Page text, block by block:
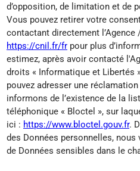
d’opposition, de limitation et de
Vous pouvez retirer votre
contactant directement
https://cnil.fr/fr pour plus
estimez, après avoir contacté
droits « Informatique et Libertés
pouvez adresser une
informons de l’existence de la
téléphonique « Bloctel », sur
ici : https://www.bloctel.gouv.fr.
des Données personnelles,
de Données sensibles dans le